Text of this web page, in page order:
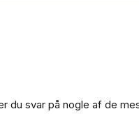
du svar på nogle af de